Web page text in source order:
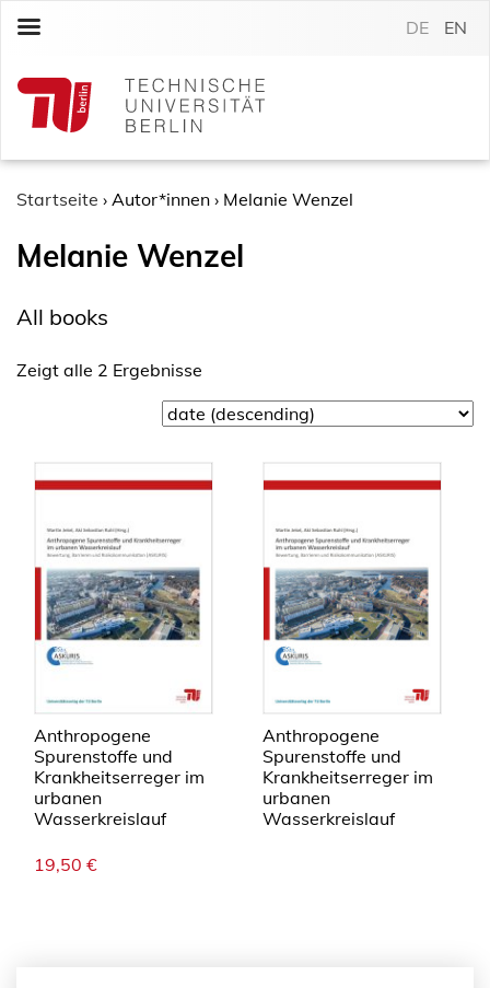
c
DE EN
Startseite › Autor*innen › Melanie Wenzel
Melanie Wenzel
All books
Zeigt alle 2 Ergebnisse
Anthropogene
Spurenstoffe und
Krankheitserreger im
urbanen
Wasserkreislauf
19,50 €
Anthropogene
Spurenstoffe und
Krankheitserreger im
urbanen
Wasserkreislauf